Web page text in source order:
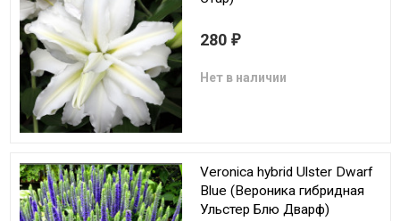
280 ₽
Нет в наличии
Veronica hybrid Ulster Dwarf
Blue (Вероника гибридная
Ульстер Блю Дварф)